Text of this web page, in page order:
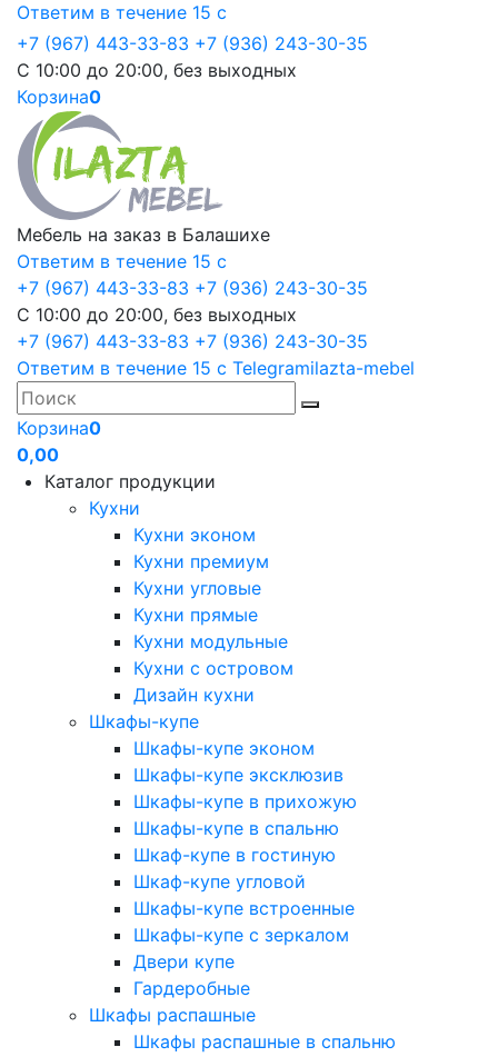
Ответим в течение 15 с
+7 (967) 443-33-83 +7 (936) 243-30-35
С 10:00 до 20:00, без выходных
Корзина0
Мебель на заказ в Балашихе
Ответим в течение 15 с
+7 (967) 443-33-83 +7 (936) 243-30-35
С 10:00 до 20:00, без выходных
+7 (967) 443-33-83 +7 (936) 243-30-35
Ответим в течение 15 с Telegramilazta-mebel
Корзина0
0,00
Каталог продукции
Кухни
Кухни эконом
Кухни премиум
Кухни угловые
Кухни прямые
Кухни модульные
Кухни с островом
Дизайн кухни
Шкафы-купе
Шкафы-купе эконом
Шкафы-купе эксклюзив
Шкафы-купе в прихожую
Шкафы-купе в спальню
Шкаф-купе в гостиную
Шкаф-купе угловой
Шкафы-купе встроенные
Шкафы-купе с зеркалом
Двери купе
Гардеробные
Шкафы распашные
Шкафы распашные в спальню